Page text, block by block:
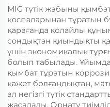
MIG түтік жабыны
қоспаларынан тұратын
қарағанда қолайлы
сондықтан қиындықты
үшін экономикалық
болып табылады.
қымбат тұратын
қажет болғандықтан,
ал негізгі түтік
жасалады. Орнату